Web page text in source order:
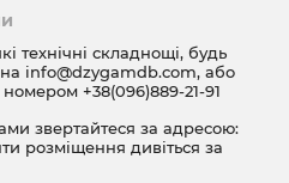
технічні складнощі, будь
info@dzygamdb.com, або
номером +38(096)889-21-91
звертайтеся за адресою:
розміщення дивіться за